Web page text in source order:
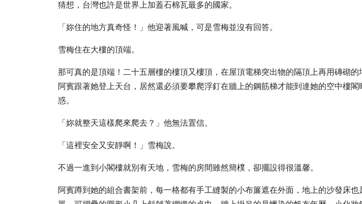
猜想，台灣也許是世界上加蓋石棉瓦最多的國家。
「妳住的地方真奇怪！」他迎著風喊，可是雪梅並沒有回答。
雪梅住在大樓的頂端。
那可真的是頂端！二十五層樓的樓頂又樓頂，在屋頂電梯突出物的隔頂上再用磚砌的
阿賓跟著她登上天台，居然還必須要攀爬浮釘在牆上的鋼筋梯才能到達她的空中樓閣
惑。
「妳就整天這樣爬來爬去？」他無法置信。
「這裡安全又安靜啊！」雪梅說。
不過一進到小閣樓就別有天地，雪梅的房間雖然簡樸，卻擺設得很溫馨。
阿賓蹲到她的組合書架前，每一格都有手工縫製的小布簾遮在外面，地上的沙發床